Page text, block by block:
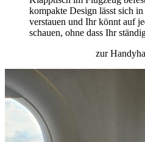
kompakte Design lässt sich
verstauen und Ihr könnt auf
schauen, ohne dass Ihr
zur